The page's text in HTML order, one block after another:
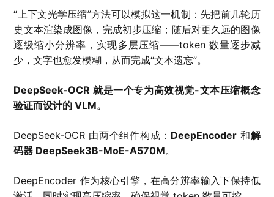
“上下文光学压缩”方法可以模拟这一机制：先把前几轮历
史文本渲染成图像，完成初步压缩；随后对更久远的图像
逐级缩小分辨率，实现多层压缩——token 数量逐步减
少，文字也愈发模糊，从而完成“文本遗忘”。
DeepSeek-OCR 就是一个专为高效视觉-文本压缩概念
验证而设计的 VLM。
DeepSeek-OCR 由两个组件构成： DeepEncoder 和解
码器 DeepSeek3B-MoE-A570M。
DeepEncoder 作为核心引擎，在高分辨率输入下保持低